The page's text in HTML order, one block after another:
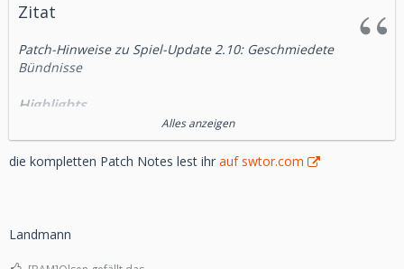
Zitat
Patch-Hinweise zu Spiel-Update 2.10: Geschmiedete
Bündnisse
Highlights
Neuer Flashpoint:Vermächtnis der Rakata!
Die Geschichte von Geschmiedete Bündnisse findet in
Rakata Prime ihren Höhepunkt.
Alles anzeigen
die kompletten Patch Notes lest ihr auf swtor.com
Landmann